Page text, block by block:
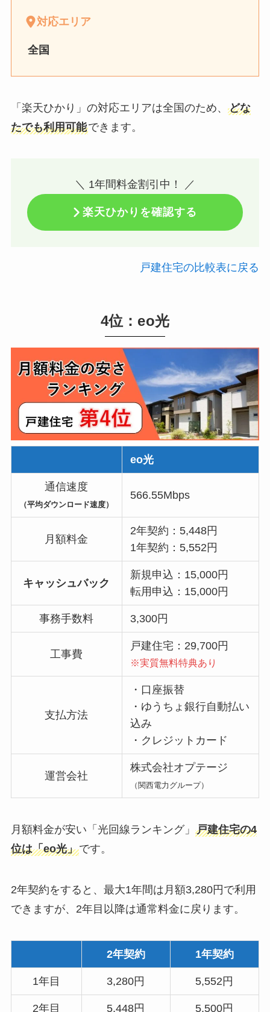
対応エリア
全国
「楽天ひかり」の対応エリアは全国のため、 どな
たでも利用可能できます。
＼ 1年間料金割引中！ ／
楽天ひかりを確認する
戸建住宅の比較表に戻る
4位：eo光
eo光
通信速度
（平均ダウンロード速度）
566.55Mbps
月額料金
2年契約：5,448円
1年契約：5,552円
キャッシュバック
新規申込：15,000円
転用申込：15,000円
事務手数料 3,300円
工事費
戸建住宅：29,700円
※実質無料特典あり
支払方法
・口座振替
・ゆうちょ銀行自動払い
込み
・クレジットカード
運営会社
株式会社オプテージ
（関西電力グループ）
月額料金が安い「光回線ランキング」 戸建住宅の4
位は「eo光」です。
2年契約をすると、最大1年間は月額3,280円で利用
できますが、2年目以降は通常料金に戻ります。
2年契約 1年契約
1年目 3,280円 5,552円
2年目 5,448円 5,500円